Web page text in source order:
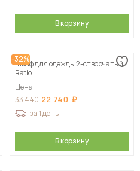
В корзину
-32%
Шкаф для одежды 2-створчатый
Ratio
Цена
33 440 22 740
за 1 день
В корзину